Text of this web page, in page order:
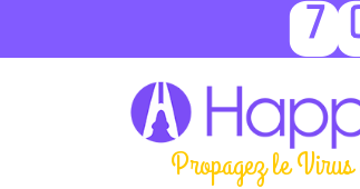
Propagez le Virus